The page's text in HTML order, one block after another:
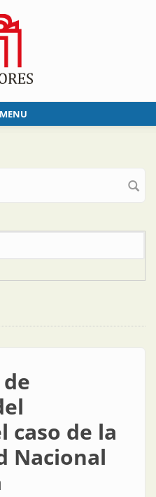
caso de la
Nacional